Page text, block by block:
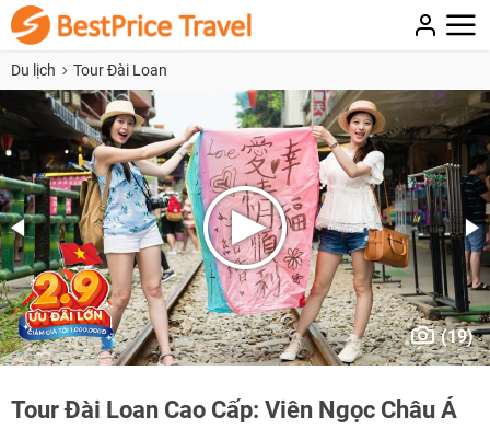
Du lịch Tour Đài Loan
(19)
Tour Đài Loan Cao Cấp: Viên Ngọc Châu Á